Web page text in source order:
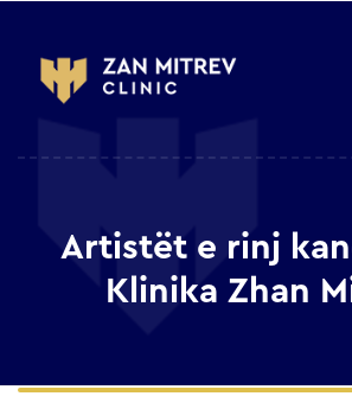
Artistët e rinj
Klinika Zhan